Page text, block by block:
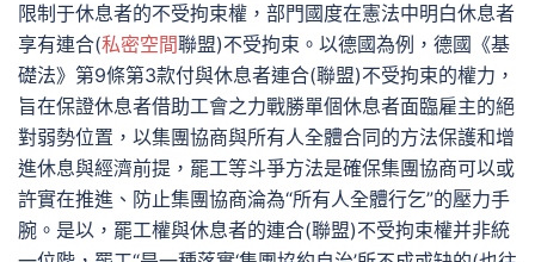
限制于休息者的不受拘束權，部門國度在憲法中明白休息者
享有連合(私密空間聯盟)不受拘束。以德國為例，德國《基
礎法》第9條第3款付與休息者連合(聯盟)不受拘束的權力，
旨在保證休息者借助工會之力戰勝單個休息者面臨雇主的絕
對弱勢位置，以集團協商與所有人全體合同的方法保護和增
進休息與經濟前提，罷工等斗爭方法是確保集團協商可以或
許實在推進、防止集團協商淪為“所有人全體行乞”的壓力手
腕。是以，罷工權與休息者的連合(聯盟)不受拘束權并非統